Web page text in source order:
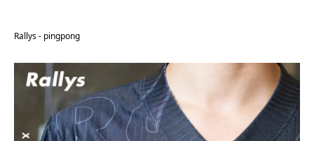
Rallys - pingpong